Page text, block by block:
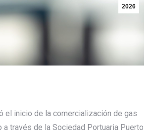
2026
el inicio de la comercialización de gas
a través de la Sociedad Portuaria Puerto